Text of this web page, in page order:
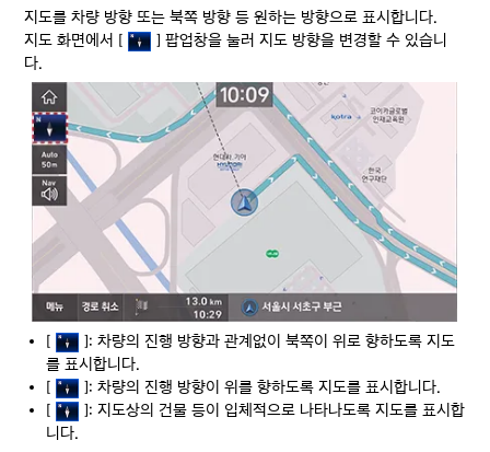
지도를 차량 방향 또는 북쪽 방향 등 원하는 방향으로 표시합니다.
지도 화면에서 [
] 팝업창을 눌러 지도 방향을 변경할 수 있습니
다.
[
]: 차량의 진행 방향과 관계없이 북쪽이 위로 향하도록 지도
를 표시합니다.
[
]: 차량의 진행 방향이 위를 향하도록 지도를 표시합니다.
[
]: 지도상의 건물 등이 입체적으로 나타나도록 지도를 표시합
니다.